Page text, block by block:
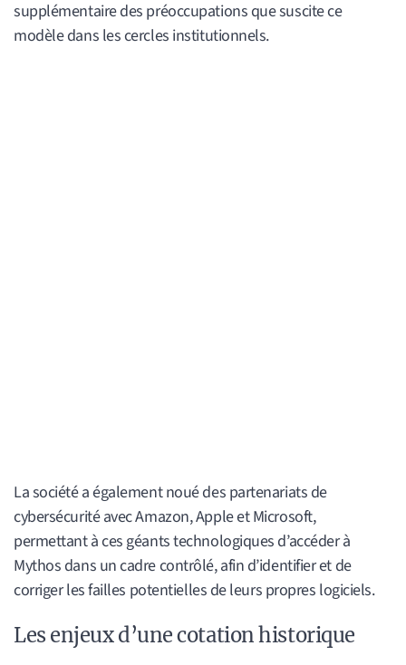
supplémentaire des préoccupations que suscite ce
modèle dans les cercles institutionnels.
La société a également noué des partenariats de
cybersécurité avec Amazon, Apple et Microsoft,
permettant à ces géants technologiques d’accéder à
Mythos dans un cadre contrôlé, afin d’identifier et de
corriger les failles potentielles de leurs propres logiciels.
Les enjeux d’une cotation historique